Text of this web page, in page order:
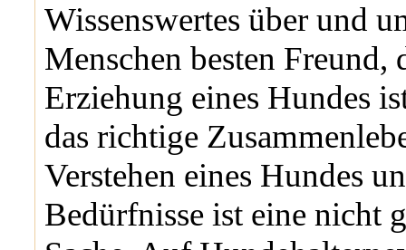
Wissenswertes über und
Menschen besten Freund,
Erziehung eines Hundes
das richtige
Verstehen eines Hundes
Bedürfnisse ist eine nicht